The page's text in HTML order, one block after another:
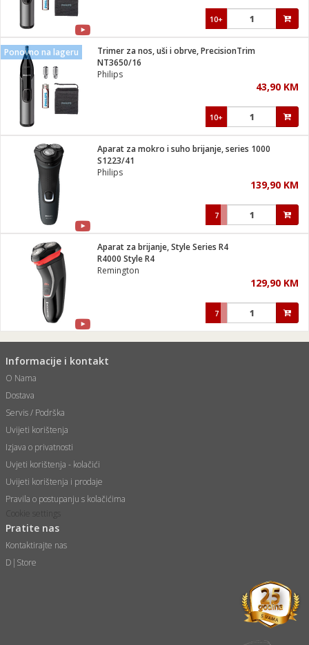
10+
Ponovno na lageru
Trimer za nos, uši i obrve, PrecisionTrim
NT3650/16
Philips
43,90 KM
10+
Aparat za mokro i suho brijanje, series 1000
S1223/41
Philips
139,90 KM
7
Aparat za brijanje, Style Series R4
R4000 Style R4
Remington
129,90 KM
7
Informacije i kontakt
O Nama
Dostava
Servis / Podrška
Uvijeti korištenja
Izjava o privatnosti
Uvjeti korištenja - kolačići
Uvijeti korištenja i prodaje
Pravila o postupanju s kolačićima
Cookie settings
Pratite nas
Kontaktirajte nas
D|Store